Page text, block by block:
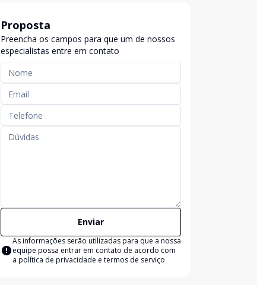
Proposta
Preencha os campos para que um de nossos
especialistas entre em contato
Enviar
As informações serão utilizadas para que a nossa
equipe possa entrar em contato de acordo com
a política de privacidade e termos de serviço